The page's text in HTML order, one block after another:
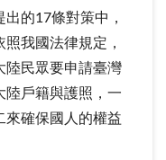
的17條對策中，
我國法律規定，
陸民眾要申請臺灣
陸戶籍與護照，一
來確保國人的權益